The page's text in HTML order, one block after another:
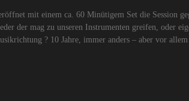
mit einem ca. 60 Minütigem Set die Session
der mag zu unseren Instrumenten greifen, oder
? 10 Jahre, immer anders – aber vor